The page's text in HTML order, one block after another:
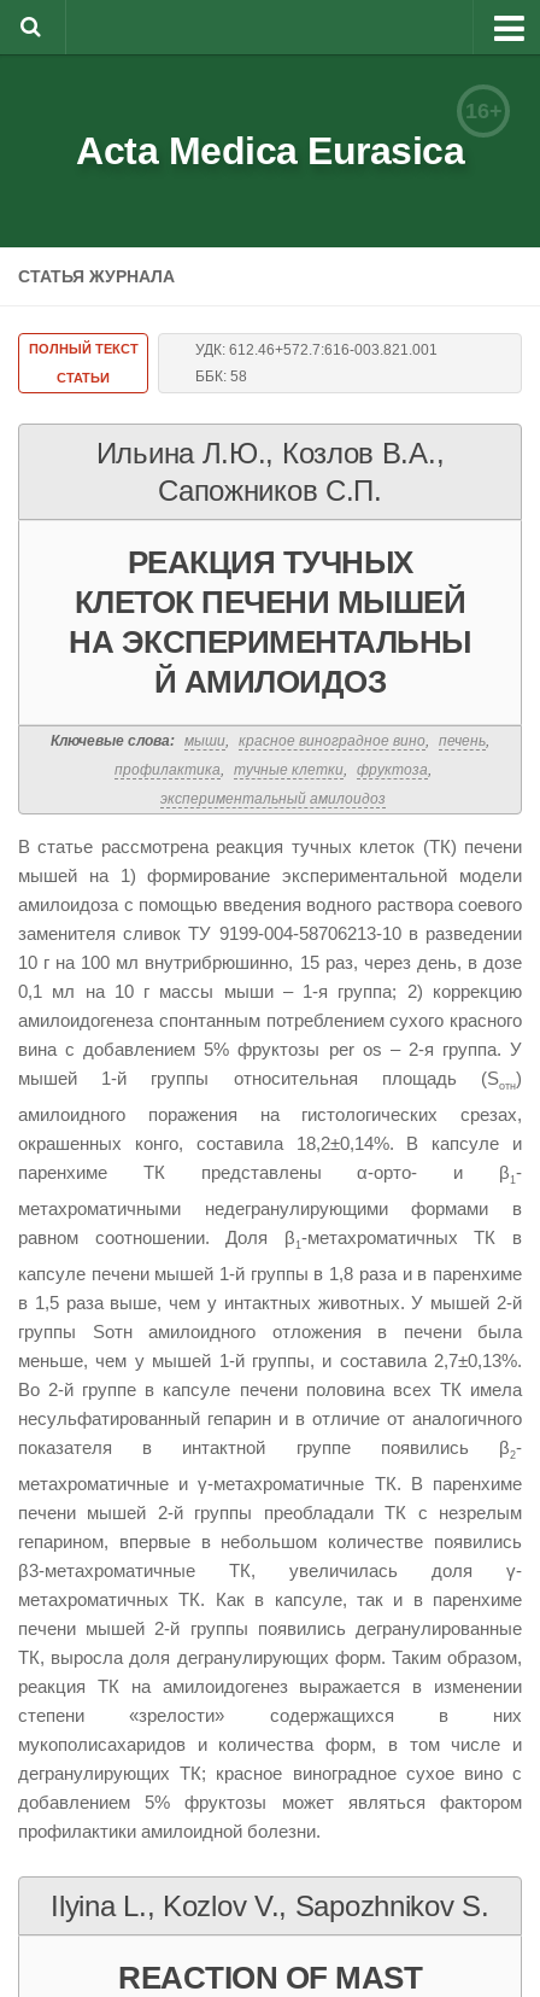
Редакционная коллегия
Бланки документов
16+
Acta Medica Eurasica
СТАТЬЯ ЖУРНАЛА
ПОЛНЫЙ ТЕКСТ
СТАТЬИ
УДК: 612.46+572.7:616-003.821.001
ББК: 58
Ильина Л.Ю., Козлов В.А.,
Сапожников С.П.
РЕАКЦИЯ ТУЧНЫХ
КЛЕТОК ПЕЧЕНИ МЫШЕЙ
НА ЭКСПЕРИМЕНТАЛЬНЫ
Й АМИЛОИДОЗ
Ключевые слова: мыши, красное виноградное вино, печень,
профилактика, тучные клетки, фруктоза,
экспериментальный амилоидоз
В статье рассмотрена реакция тучных клеток (ТК) печени
мышей на 1) формирование экспериментальной модели
амилоидоза с помощью введения водного раствора соевого
заменителя сливок ТУ 9199-004-58706213-10 в разведении
10 г на 100 мл внутрибрюшинно, 15 раз, через день, в дозе
0,1 мл на 10 г массы мыши – 1-я группа; 2) коррекцию
амилоидогенеза спонтанным потреблением сухого красного
вина с добавлением 5% фруктозы per os – 2-я группа. У
мышей 1-й группы относительная площадь (Sотн)
амилоидного поражения на гистологических срезах,
окрашенных конго, составила 18,2±0,14%. В капсуле и
паренхиме ТК представлены α-орто- и β1-
метахроматичными недегранулирующими формами в
равном соотношении. Доля β1-метахроматичных ТК в
капсуле печени мышей 1-й группы в 1,8 раза и в паренхиме
в 1,5 раза выше, чем у интактных животных. У мышей 2-й
группы Sотн амилоидного отложения в печени была
меньше, чем у мышей 1-й группы, и составила 2,7±0,13%.
Во 2-й группе в капсуле печени половина всех ТК имела
несульфатированный гепарин и в отличие от аналогичного
показателя в интактной группе появились β2-
метахроматичные и γ-метахроматичные ТК. В паренхиме
печени мышей 2-й группы преобладали ТК с незрелым
гепарином, впервые в небольшом количестве появились
β3-метахроматичные ТК, увеличилась доля γ-
метахроматичных ТК. Как в капсуле, так и в паренхиме
печени мышей 2-й группы появились дегранулированные
ТК, выросла доля дегранулирующих форм. Таким образом,
реакция ТК на амилоидогенез выражается в изменении
степени «зрелости» содержащихся в них
мукополисахаридов и количества форм, в том числе и
дегранулирующих ТК; красное виноградное сухое вино с
добавлением 5% фруктозы может являться фактором
профилактики амилоидной болезни.
Ilyina L., Kozlov V., Sapozhnikov S.
REACTION OF MAST